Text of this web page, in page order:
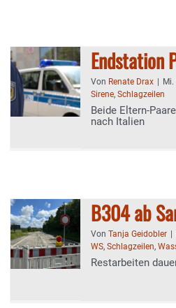
Endstation
Von Renate Drax
Sirene, Schlagzeilen
Beide Eltern-
nach Italien
B304 ab
Von Tanja Geidobler
WS, Schlagzeilen,
Restarbeiten